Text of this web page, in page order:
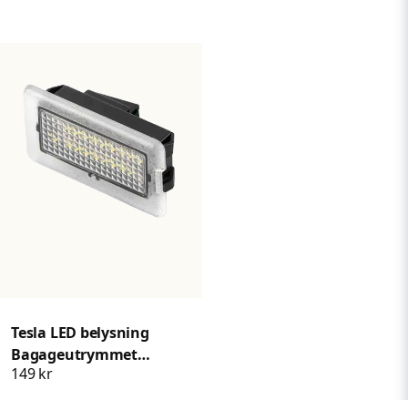
Tesla LED belysning
Bagageutrymmet
Dörrbelysning
149 kr